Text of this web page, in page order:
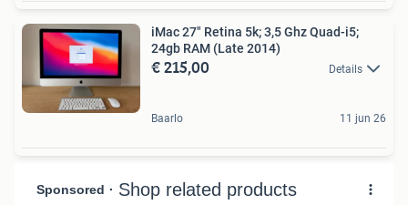
iMac 27" Retina 5k; 3,5 Ghz Quad-i5;
24gb RAM (Late 2014)
€ 215,00 Details
Baarlo 11 jun 26